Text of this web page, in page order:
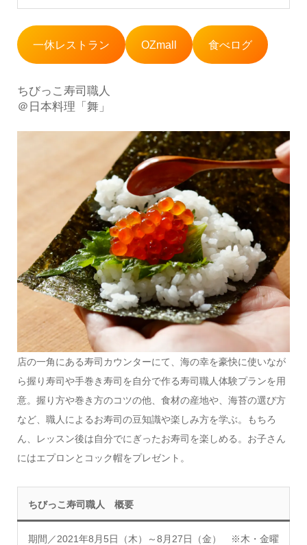
一休レストラン OZmall 食べログ
ちびっこ寿司職人
＠日本料理「舞」
店の一角にある寿司カウンターにて、海の幸を豪快に使いなが
ら握り寿司や手巻き寿司を自分で作る寿司職人体験プランを用
意。握り方や巻き方のコツの他、食材の産地や、海苔の選び方
など、職人によるお寿司の豆知識や楽しみ方を学ぶ。もちろ
ん、レッスン後は自分でにぎったお寿司を楽しめる。お子さん
にはエプロンとコック帽をプレゼント。
ちびっこ寿司職人 概要
期間／2021年8月5日（木）～8月27日（金） ※木・金曜